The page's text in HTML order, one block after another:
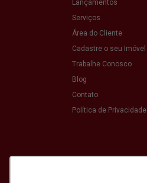
Lançamentos
Serviços
Área do Cliente
Cadastre o seu Imóvel
Trabalhe Conosco
Blog
Contato
Política de Privacidade